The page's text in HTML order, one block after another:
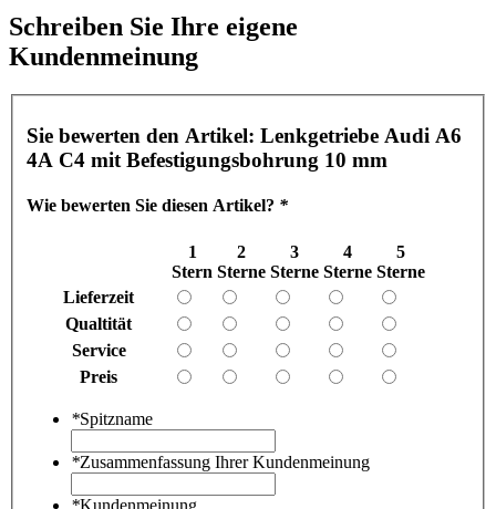
Schreiben Sie Ihre eigene
Kundenmeinung
Sie bewerten den Artikel: Lenkgetriebe Audi A6
4A C4 mit Befestigungsbohrung 10 mm
Wie bewerten Sie diesen Artikel? *
1
Stern
2
Sterne
3
Sterne
4
Sterne
5
Sterne
Lieferzeit
Qualtität
Service
Preis
*Spitzname
*Zusammenfassung Ihrer Kundenmeinung